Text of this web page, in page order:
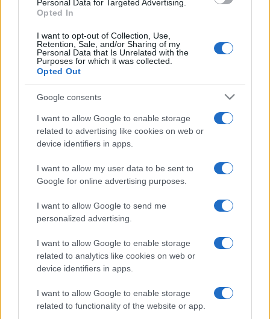
Personal Data for Targeted Advertising.
Opted In
I want to opt-out of Collection, Use,
Retention, Sale, and/or Sharing of my
Personal Data that Is Unrelated with the
Purposes for which it was collected.
Opted Out
Google consents
I want to allow Google to enable storage
related to advertising like cookies on web or
device identifiers in apps.
I want to allow my user data to be sent to
Google for online advertising purposes.
I want to allow Google to send me
personalized advertising.
I want to allow Google to enable storage
related to analytics like cookies on web or
device identifiers in apps.
I want to allow Google to enable storage
related to functionality of the website or app.
saopštenju.
#mup hnk
#granata #Zalik